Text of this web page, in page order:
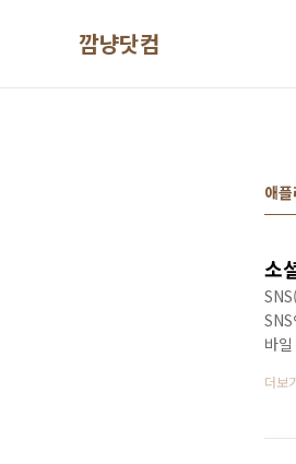
깜냥닷컴
애
소
바
으
더보